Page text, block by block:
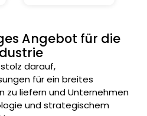
Angebot für die
darauf,
für ein breites
zu liefern und Unternehmen
und strategischem